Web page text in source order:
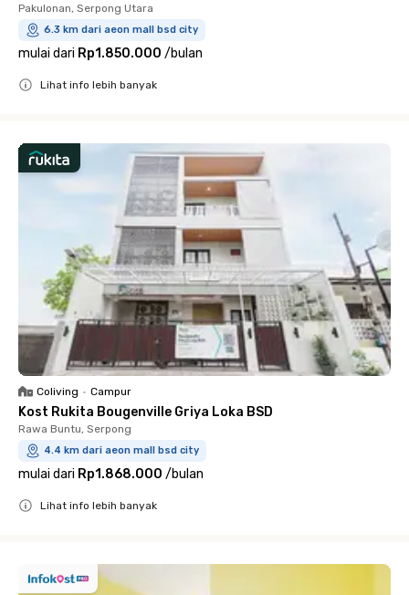
Pakulonan, Serpong Utara
6.3 km dari aeon mall bsd city
mulai dari Rp1.850.000 /bulan
Lihat info lebih banyak
Coliving • Campur
Kost Rukita Bougenville Griya Loka BSD
Rawa Buntu, Serpong
4.4 km dari aeon mall bsd city
mulai dari Rp1.868.000 /bulan
Lihat info lebih banyak